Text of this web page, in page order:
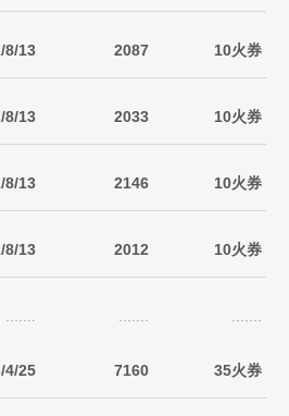
8/13 2087 10火券
8/13 2033 10火券
8/13 2146 10火券
8/13 2012 10火券
4/25 7160 35火券